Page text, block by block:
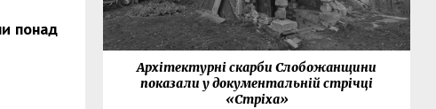
понад
Архітектурні скарби Слобожанщини
показали у документальній стрічці
«Стріха»